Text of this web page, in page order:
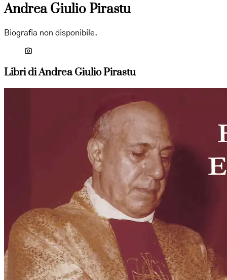
Andrea Giulio Pirastu
Biografia non disponibile.
Libri di Andrea Giulio Pirastu